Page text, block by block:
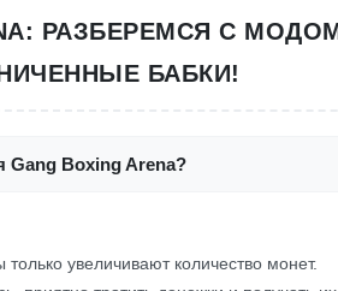
РАЗБЕРЕМСЯ С
БАБКИ!
Gang Boxing Arena?
увеличивают количество монет.